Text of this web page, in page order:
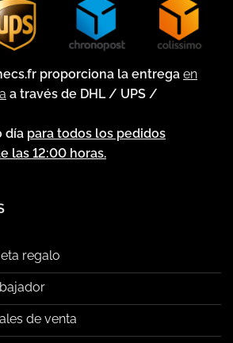
proporciona la entrega en
a través de DHL / UPS /
día para todos los pedidos
las 12:00 horas.
regalo
de venta